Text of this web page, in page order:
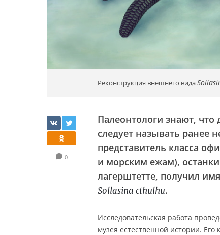
Реконструкция внешнего вида
0
Палеонтологи знают, что
следует называть ранее
представитель класса
и морским ежам),
лагерштетте, получил
Sollasina cthulhu.
Исследовательская работа
музея естественной истории.